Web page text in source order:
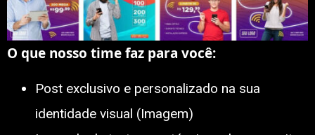
O que nosso time faz para você:
Post exclusivo e personalizado na sua
identidade visual (Imagem)